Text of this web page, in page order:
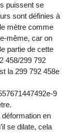
puissent se
sont définies à
mètre comme
même, car on
partie de cette
458/299 792
la 299 792 458e
9
en
se dilate, cela